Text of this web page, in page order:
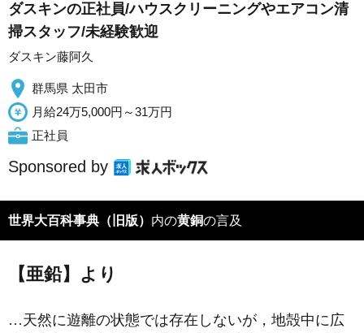
ダスキンの正社員/ハウスクリーニングやエアコン清
掃スタッフ/未経験歓迎
ダスキン藤阿久
群馬県 太田市
月給24万5,000円～31万円
正社員
Sponsored by
世界大百科事典（旧版） 内の黄銅の言及
【亜鉛】より
…天然に遊離の状態では存在しないが，地殻中に広